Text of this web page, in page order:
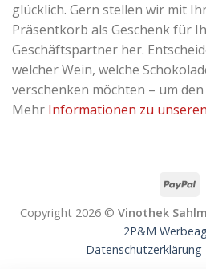
glücklich. Gern stellen wir mit
Präsentkorb als Geschenk für
Geschäftspartner her.
welcher Wein, welche
verschenken möchten – um
Mehr Informationen zu
Copyright 2026 © Vinothek
2P&M
Datenschutzerklärung